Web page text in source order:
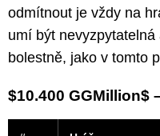
odmítnout je vždy na
umí být
bolestně, jako v tomto
$10.400 GGMillion$